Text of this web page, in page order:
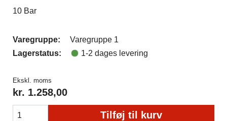
10 Bar
Varegruppe:
Varegruppe 1
Lagerstatus:
1-2 dages levering
Ekskl. moms
kr. 1.258,00
Tilføj til kurv